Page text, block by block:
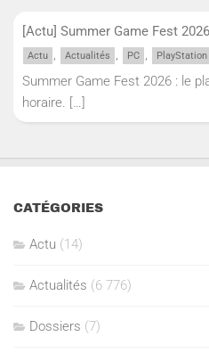
[Actu] Summer Game Fest
Actu , Actualités , PC , PlayStation
Summer Game Fest 2026 : le
horaire. […]
CATÉGORIES
Actu (14)
Actualités (6 776)
Dossiers (7)